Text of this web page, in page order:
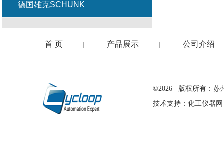
德国雄克SCHUNK
首 页 | 产品展示 | 公司介绍
©2026 版权所有：苏
技术支持： 化工仪器网